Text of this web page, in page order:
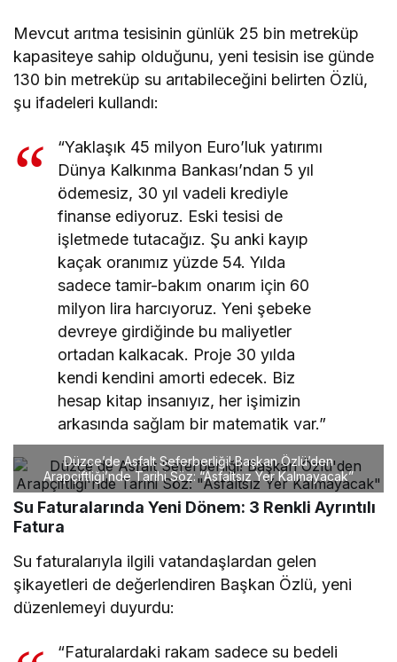
Mevcut arıtma tesisinin günlük 25 bin metreküp
kapasiteye sahip olduğunu, yeni tesisin ise günde
130 bin metreküp su arıtabileceğini belirten Özlü,
şu ifadeleri kullandı:
“Yaklaşık 45 milyon Euro’luk yatırımı
Dünya Kalkınma Bankası’ndan 5 yıl
ödemesiz, 30 yıl vadeli krediyle
finanse ediyoruz. Eski tesisi de
işletmede tutacağız. Şu anki kayıp
kaçak oranımız yüzde 54. Yılda
sadece tamir-bakım onarım için 60
milyon lira harcıyoruz. Yeni şebeke
devreye girdiğinde bu maliyetler
ortadan kalkacak. Proje 30 yılda
kendi kendini amorti edecek. Biz
hesap kitap insanıyız, her işimizin
arkasında sağlam bir matematik var.”
Düzce’de Asfalt Seferberliği! Başkan Özlü’den
Arapçiftliği’nde Tarihi Söz: “Asfaltsız Yer Kalmayacak”
Su Faturalarında Yeni Dönem: 3 Renkli Ayrıntılı
Fatura
Su faturalarıyla ilgili vatandaşlardan gelen
şikayetleri de değerlendiren Başkan Özlü, yeni
düzenlemeyi duyurdu:
“Faturalardaki rakam sadece su bedeli